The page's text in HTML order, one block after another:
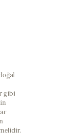
gibi